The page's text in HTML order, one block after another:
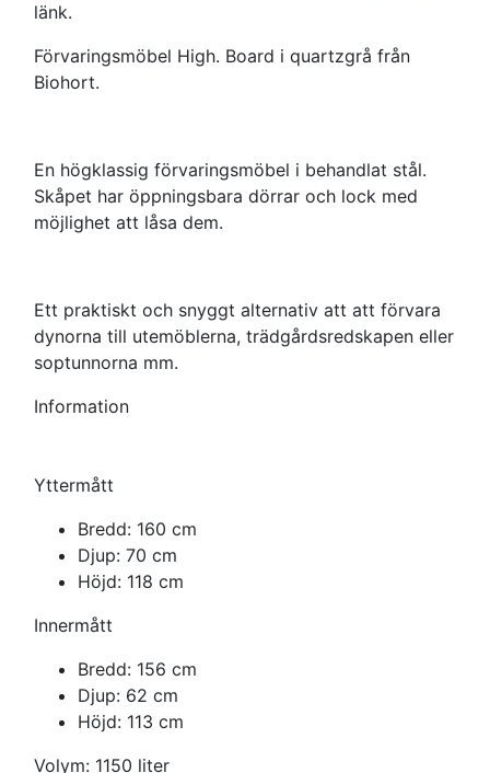
länk.
Förvaringsmöbel High. Board i quartzgrå från
Biohort.
En högklassig förvaringsmöbel i behandlat stål.
Skåpet har öppningsbara dörrar och lock med
möjlighet att låsa dem.
Ett praktiskt och snyggt alternativ att att förvara
dynorna till utemöblerna, trädgårdsredskapen eller
soptunnorna mm.
Information
Yttermått
Bredd: 160 cm
Djup: 70 cm
Höjd: 118 cm
Innermått
Bredd: 156 cm
Djup: 62 cm
Höjd: 113 cm
Volym: 1150 liter